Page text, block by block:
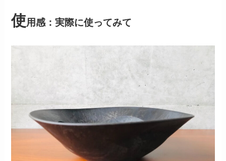
使用感：実際に使ってみて